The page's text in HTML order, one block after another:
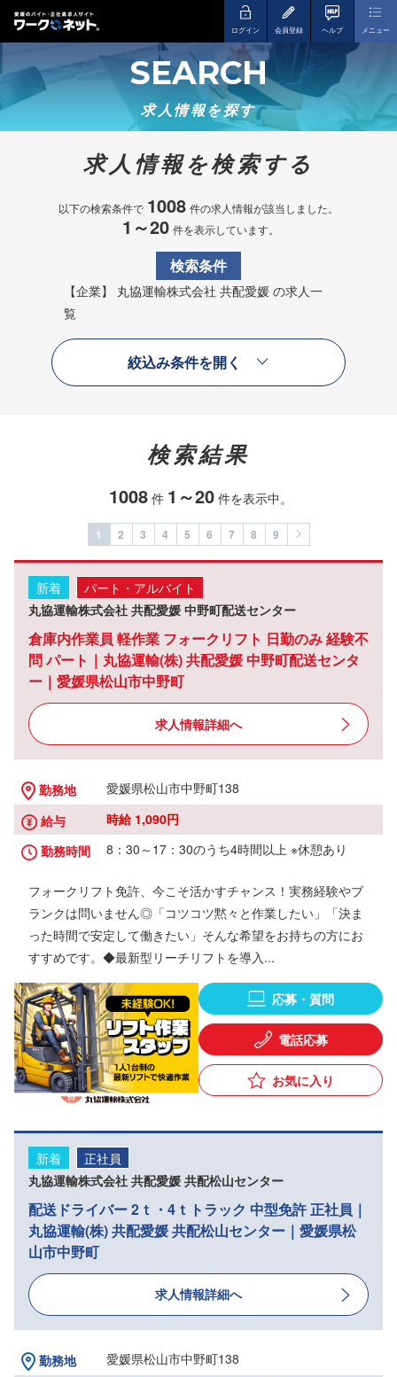
ログイン 会員登録 ヘルプ メニュー
SEARCH
求人情報を探す
求人情報を検索する
以下の検索条件で 1008 件の求人情報が該当しました。
1～20 件を表示しています。
検索条件
【企業】 丸協運輸株式会社 共配愛媛 の求人一
覧
絞込み条件を開く
検索結果
1008 件 1～20 件を表示中。
1 2 3 4 5 6 7 8 9
新着
パート・アルバイト
丸協運輸株式会社 共配愛媛 中野町配送センター
倉庫内作業員 軽作業 フォークリフト 日勤のみ 経験不
問 パート｜丸協運輸(株) 共配愛媛 中野町配送センタ
ー｜愛媛県松山市中野町
求人情報詳細へ
勤務地
愛媛県松山市中野町138
給与
時給 1,090円
勤務時間
8：30～17：30のうち4時間以上 ※休憩あり
フォークリフト免許、今こそ活かすチャンス！実務経験やブ
ランクは問いません◎「コツコツ黙々と作業したい」「決ま
った時間で安定して働きたい」そんな希望をお持ちの方にお
すすめです。◆最新型リーチリフトを導入...
応募・質問
電話応募
お気に入り
新着
正社員
丸協運輸株式会社 共配愛媛 共配松山センター
配送ドライバー 2ｔ・4ｔトラック 中型免許 正社員｜
丸協運輸(株) 共配愛媛 共配松山センター｜愛媛県松
山市中野町
求人情報詳細へ
勤務地
愛媛県松山市中野町138